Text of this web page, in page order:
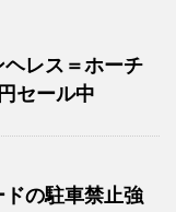
レス＝ホーチ
セール中
の駐車禁止強